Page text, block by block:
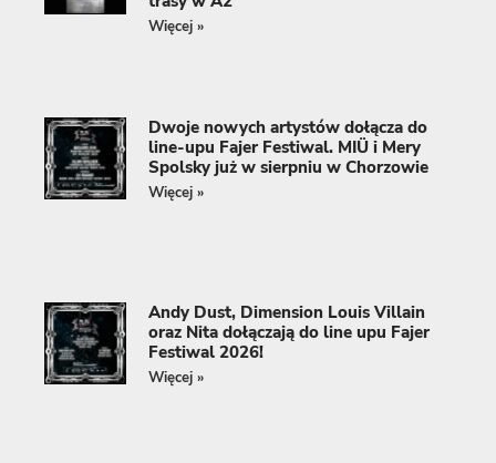
Więcej »
Dwoje nowych artystów dołącza do
line-upu Fajer Festiwal. MIÜ i Mery
Spolsky już w sierpniu w Chorzowie
Więcej »
Andy Dust, Dimension Louis Villain
oraz Nita dołączają do line upu Fajer
Festiwal 2026!
Więcej »